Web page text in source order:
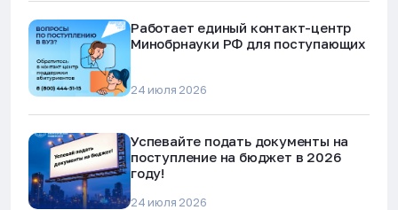
Работает единый контакт-центр
Минобрнауки РФ для поступающих
24 июля 2026
Успевайте подать документы на
поступление на бюджет в 2026
году!
24 июля 2026